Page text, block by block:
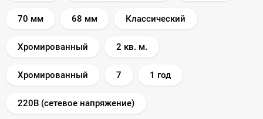
70 мм 68 мм Классический
Хромированный 2 кв. м.
Хромированный 7 1 год
220В (сетевое напряжение)